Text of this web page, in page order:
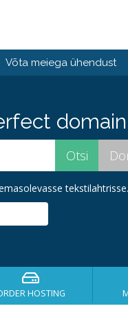
Võta meiega ühendust
domain
tekstilahtrisse.
HOSTING